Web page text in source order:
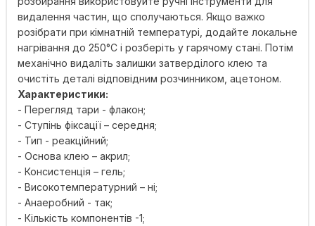
видалення частин, що сполучаються. Якщо важко
розібрати при кімнатній температурі, додайте локальне
нагрівання до 250°C і розберіть у гарячому стані. Потім
механічно видаліть залишки затверділого клею та
очистіть деталі відповідним розчинником, ацетоном.
Характеристики:
- Перегляд тари - флакон;
- Ступінь фіксації – середня;
- Тип - реакційний;
- Основа клею – акрил;
- Консистенція – гель;
- Високотемпературний – ні;
- Анаеробний - так;
- Кількість компонентів -1;